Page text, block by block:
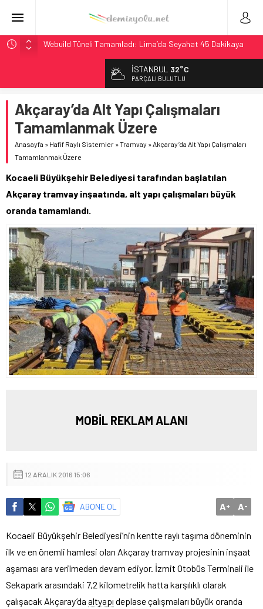
Webuild Tüneli Tamamladı: Lima’da Seyahat 45 Dakikaya
Alstom ve Siemens’ten São Paulo’da Çifte Sinyal Hamlesi
Siemens ve Stadler’dan Berlin S-Bahn’a 350 Trenlik Dev
Sözleşme
Japonya Maglev Onayı: Bütçe 11 Trilyon Yen, Hedef 2036
Tasarrufu
İSTANBUL 32°C
PARÇALI BULUTLU
Akçaray’da Alt Yapı Çalışmaları
Tamamlanmak Üzere
Anasayfa » Hafif Raylı Sistemler »Tramvay »Akçaray’da Alt Yapı Çalışmaları
Tamamlanmak Üzere
Kocaeli Büyükşehir Belediyesi tarafından başlatılan
Akçaray tramvay inşaatında, alt yapı çalışmaları büyük
oranda tamamlandı.
MOBİL REKLAM ALANI
12 ARALIK 2016 15:06
ABONE OL A+ A-
Kocaeli Büyükşehir Belediyesi’nin kentte raylı taşıma döneminin
ilk ve en önemli hamlesi olan Akçaray tramvay projesinin inşaat
aşaması ara verilmeden devam ediyor. İzmit Otobüs Terminali ile
Sekapark arasındaki 7,2 kilometrelik hatta karşılıklı olarak
çalışacak Akçaray’da altyapı deplase çalışmaları büyük oranda